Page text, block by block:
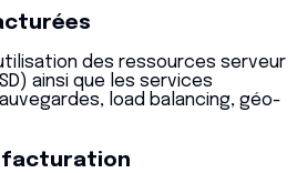
des ressources serveur
ainsi que les services
load balancing, géo-
facturation